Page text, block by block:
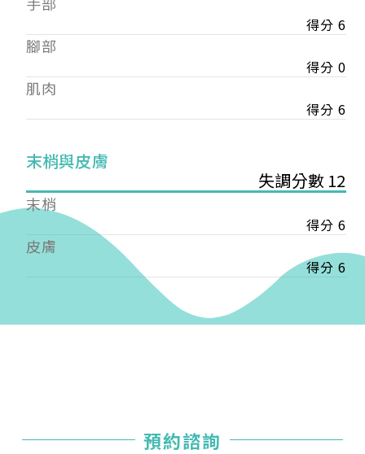
得分 6
腳部
得分 0
肌肉
得分 6
末梢與皮膚
失調分數 12
末梢
得分 6
皮膚
得分 6
預約諮詢
會審核通過後即通知您進行繳費，繳費資訊如下
【會費】
個人會員:
入會費新臺幣1200元，於會員入會時繳納；常年會
費1200元，於每年度繳納。
費3000元，於每年度繳納。
戶名: 社團法人台灣自律神經健康培訓暨發展協會
帳號: 003-03-501566-2
銀行: (013) 國泰世華 南京東路分行